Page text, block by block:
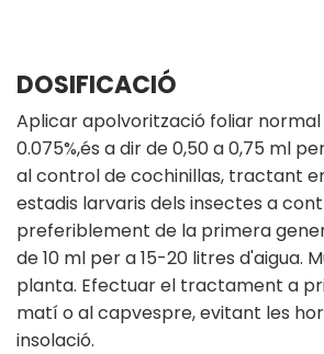
DOSIFICACIÓ
Aplicar apolvorització foliar normal
0.075%,és a dir de 0,50 a 0,75 ml
al control de cochinillas, tractant
estadis larvaris dels insectes a
preferiblement de la primera
de 10 ml per a 15-20 litres d'aigua.
planta. Efectuar el tractament a
matí o al capvespre, evitant les
insolació.